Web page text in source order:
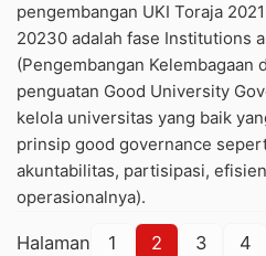
pengembangan UKI Toraja
20230 adalah fase Institutions
(Pengembangan Kelembagaan
penguatan Good University
kelola universitas yang baik
prinsip good governance
akuntabilitas, partisipasi,
operasionalnya).
Halaman 1 2 3 4